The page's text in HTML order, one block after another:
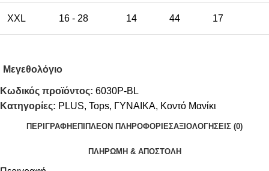
XXL 16 - 28 14 44 17
Μεγεθολόγιο
Κωδικός προϊόντος: 6030P-BL
Κατηγορίες: PLUS, Tops, ΓΥΝΑΙΚΑ, Κοντό Μανίκι
ΠΕΡΙΓΡΑΦΉ ΕΠΙΠΛΈΟΝ ΠΛΗΡΟΦΟΡΊΕΣΑΞΙΟΛΟΓΉΣΕΙΣ (0)
ΠΛΗΡΩΜΗ & ΑΠΟΣΤΟΛΗ